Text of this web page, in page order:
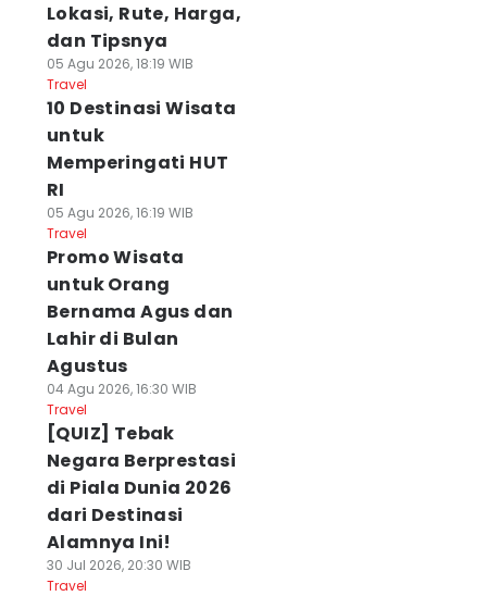
Lokasi, Rute, Harga,
dan Tipsnya
05 Agu 2026, 18:19 WIB
Travel
10 Destinasi Wisata
untuk
Memperingati HUT
RI
05 Agu 2026, 16:19 WIB
Travel
Promo Wisata
untuk Orang
Bernama Agus dan
Lahir di Bulan
Agustus
04 Agu 2026, 16:30 WIB
Travel
[QUIZ] Tebak
Negara Berprestasi
di Piala Dunia 2026
dari Destinasi
Alamnya Ini!
30 Jul 2026, 20:30 WIB
Travel